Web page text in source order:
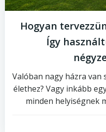
Hogyan
Így
Valóban nagy házra van
élethez? Vagy inkább
minden helyiségnek